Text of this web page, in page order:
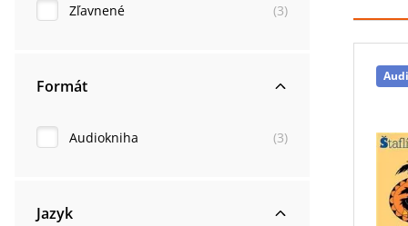
Zľavnené (3)
Formát
Audiokniha (3)
Jazyk